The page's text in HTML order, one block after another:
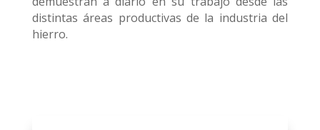
distintas áreas productivas de la industria del
hierro.